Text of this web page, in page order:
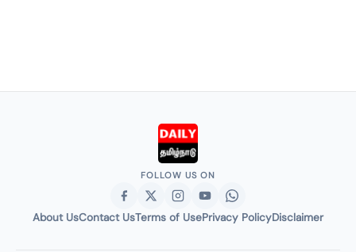
FOLLOW US ON
About UsContact UsTerms of UsePrivacy PolicyDisclaimer